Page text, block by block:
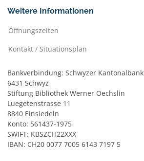
Weitere Informationen
Öffnungszeiten
Kontakt / Situationsplan
Bankverbindung: Schwyzer Kantonalbank
6431 Schwyz
Stiftung Bibliothek Werner Oechslin
Luegetenstrasse 11
8840 Einsiedeln
Konto: 561437-1975
SWIFT: KBSZCH22XXX
IBAN: CH20 0077 7005 6143 7197 5